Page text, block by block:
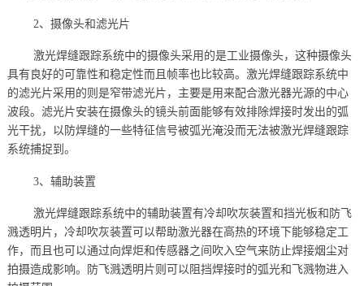
2、摄像头和滤光片
激光焊缝跟踪系统中的摄像头采用的是工业摄像头，这种摄像头
具有良好的可靠性和稳定性而且帧率也比较高。激光焊缝跟踪系统中
的滤光片采用的则是窄带滤光片，主要是用来配合激光器光源的中心
波段。滤光片安装在摄像头的镜头前面能够有效排除焊接时发出的弧
光干扰，以防焊缝的一些特征信号被弧光淹没而无法被激光焊缝跟踪
系统捕捉到。
3、辅助装置
激光焊缝跟踪系统中的辅助装置有冷却吹灰装置和挡光板和防飞
溅透明片，冷却吹灰装置可以帮助激光器在高热的环境下能够稳定工
作，而且也可以通过向焊炬和传感器之间吹入空气来防止焊接烟尘对
拍摄造成影响。防飞溅透明片则可以阻挡焊接时的弧光和飞溅物进入